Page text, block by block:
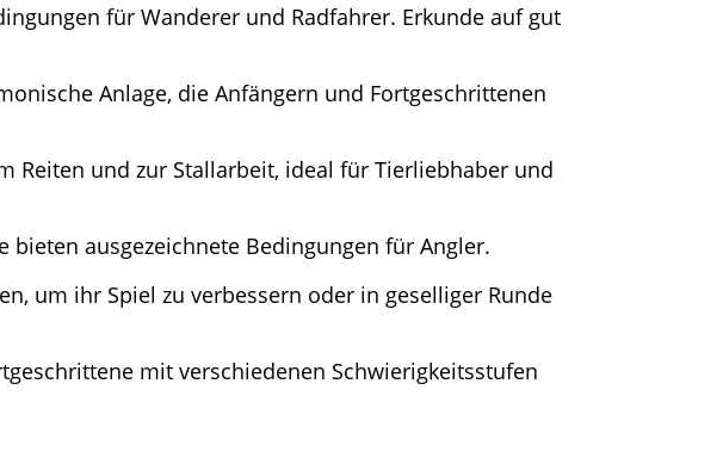
für Wanderer und Radfahrer. Erkunde auf gut
Anlage, die Anfängern und Fortgeschrittenen
Reiten und zur Stallarbeit, ideal für Tierliebhaber und
ausgezeichnete Bedingungen für Angler.
um ihr Spiel zu verbessern oder in geselliger Runde
mit verschiedenen Schwierigkeitsstufen